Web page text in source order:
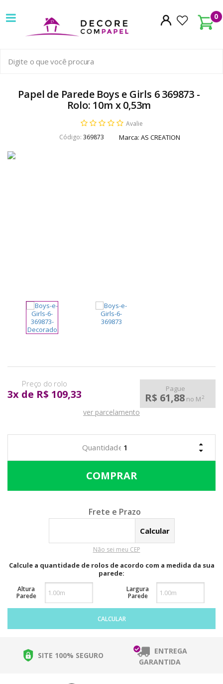
0
Decore
com
papel
pioneira
venda
Papel de Parede Boys e Girls 6 369873 -
Rolo: 10m x 0,53m
Avalie
Código: 369873 Marca: AS CREATION
3x de R$ 109,33 Pague
R$ 61,88 no M2
ver parcelamento
Calcular o Frete
Não sei meu CEP
Calcule a quantidade de rolos de acordo com a medida da sua
parede:
Altura
Parede
Largura
Parede
CALCULAR
SITE 100% SEGURO
ENTREGA
GARANTIDA